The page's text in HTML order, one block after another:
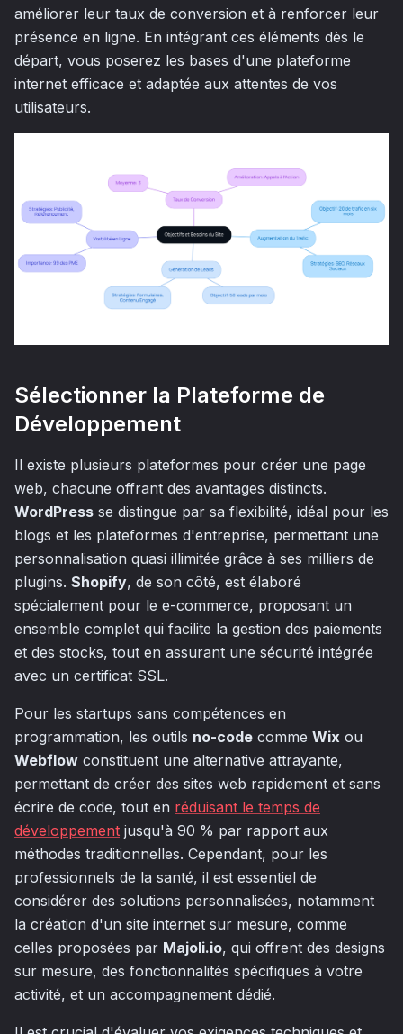
améliorer leur taux de conversion et à renforcer leur
présence en ligne. En intégrant ces éléments dès le
départ, vous poserez les bases d'une plateforme
internet efficace et adaptée aux attentes de vos
utilisateurs.
Sélectionner la Plateforme de
Développement
Il existe plusieurs plateformes pour créer une page
web, chacune offrant des avantages distincts.
WordPress se distingue par sa flexibilité, idéal pour les
blogs et les plateformes d'entreprise, permettant une
personnalisation quasi illimitée grâce à ses milliers de
plugins. Shopify, de son côté, est élaboré
spécialement pour le e-commerce, proposant un
ensemble complet qui facilite la gestion des paiements
et des stocks, tout en assurant une sécurité intégrée
avec un certificat SSL.
Pour les startups sans compétences en
programmation, les outils no-code comme Wix ou
Webflow constituent une alternative attrayante,
permettant de créer des sites web rapidement et sans
écrire de code, tout en réduisant le temps de
développement jusqu'à 90 % par rapport aux
méthodes traditionnelles. Cependant, pour les
professionnels de la santé, il est essentiel de
considérer des solutions personnalisées, notamment
la création d'un site internet sur mesure, comme
celles proposées par Majoli.io, qui offrent des designs
sur mesure, des fonctionnalités spécifiques à votre
activité, et un accompagnement dédié.